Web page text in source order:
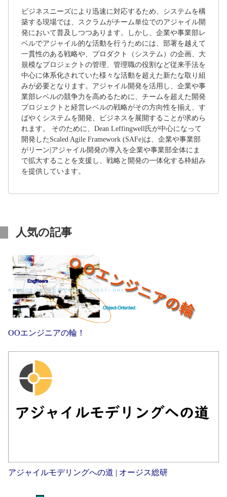
ビジネスニーズにより迅速に対応するため、システムを構
築する現場では、スクラムがチーム単位でのアジャイル開
発において普及しつつあります。しかし、企業や事業部レ
ベルでアジャイル的な活動を行うためには、部署を越えて
一貫性のある戦略や、プロダクト（システム）の企画、大
規模なプロジェクトの管理、管理職の役割など従来手法を
中心に体系化されていた様々な活動を超えた新たな取り組
みが必要となります。アジャイル開発を活用し、企業や事
業部レベルの競争力を高めるために、チームを超えた開発
プロジェクトと経営レベルの戦略がその方向性を揃え、す
ばやくシステムを開発、ビジネスを展開することが求めら
れます。 そのために、Dean Leffingwell氏が中心になって
開発したScaled Agile Framework (SAFe)は、企業や事業部
がリーン|アジャイル開発の導入を企業や事業部全体にま
で拡大することを支援し、戦略と開発の一体化する枠組み
を提供しています。
人気の記事
OOエンジニアの輪！
アジャイルモデリングへの道 | オージス総研